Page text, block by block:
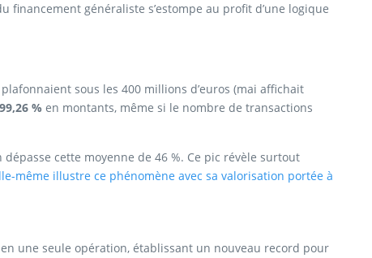
généraliste s’estompe au profit d’une logique
sous les 400 millions d’euros (mai affichait
99,26 % en montants, même si le nombre de transactions
cette moyenne de 46 %. Ce pic révèle surtout
même illustre ce phénomène avec sa valorisation portée à
une seule opération, établissant un nouveau record pour